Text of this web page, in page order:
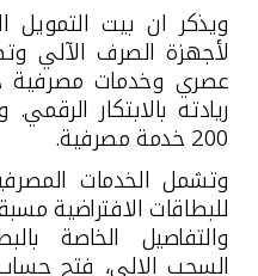
ويذكر ان بيت
لأجهزة الصرف الآلي
عصري وخدمات مصرفية
ريادته بالابتكار الرقمي.
200 خدمة مصرفية.
وتشمل الخدمات
للبطاقات الافتراضية
والتفاصيل الخاصة
السحب الالي، فتح